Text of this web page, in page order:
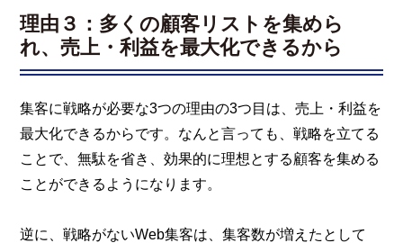
理由３：多くの顧客リストを集めら
れ、売上・利益を最大化できるから
集客に戦略が必要な3つの理由の3つ目は、売上・利益を
最大化できるからです。なんと言っても、戦略を立てる
ことで、無駄を省き、効果的に理想とする顧客を集める
ことができるようになります。
逆に、戦略がないWeb集客は、集客数が増えたとして